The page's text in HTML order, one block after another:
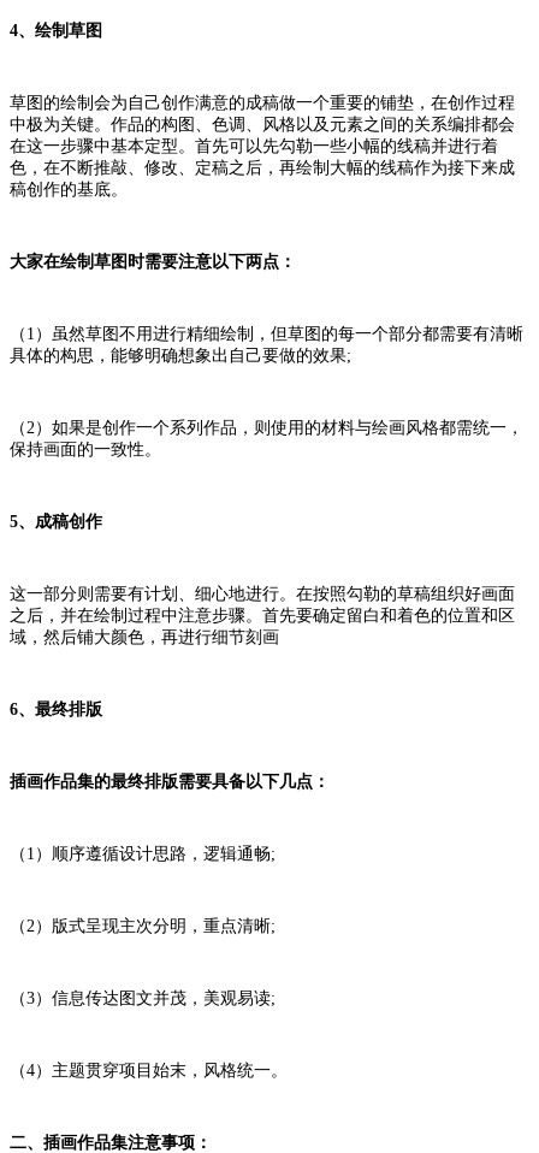
4、绘制草图
草图的绘制会为自己创作满意的成稿做一个重要的铺垫，在创作过程
中极为关键。作品的构图、色调、风格以及元素之间的关系编排都会
在这一步骤中基本定型。首先可以先勾勒一些小幅的线稿并进行着
色，在不断推敲、修改、定稿之后，再绘制大幅的线稿作为接下来成
稿创作的基底。
大家在绘制草图时需要注意以下两点：
（1）虽然草图不用进行精细绘制，但草图的每一个部分都需要有清晰
具体的构思，能够明确想象出自己要做的效果;
（2）如果是创作一个系列作品，则使用的材料与绘画风格都需统一，
保持画面的一致性。
5、成稿创作
这一部分则需要有计划、细心地进行。在按照勾勒的草稿组织好画面
之后，并在绘制过程中注意步骤。首先要确定留白和着色的位置和区
域，然后铺大颜色，再进行细节刻画
6、最终排版
插画作品集的最终排版需要具备以下几点：
（1）顺序遵循设计思路，逻辑通畅;
（2）版式呈现主次分明，重点清晰;
（3）信息传达图文并茂，美观易读;
（4）主题贯穿项目始末，风格统一。
二、插画作品集注意事项：